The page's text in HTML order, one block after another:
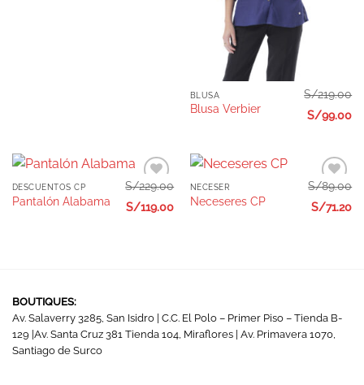
BLUSA
Blusa Verbier
S/219.00
S/99.00
Añadir
a la
lista de
DESCUENTOS CP
Pantalón Alabama
S/229.00
S/119.00
Añadir
a la
lista de
NECESER
Neceseres CP
S/89.00
S/71.20
BOUTIQUES:
Av. Salaverry 3285, San Isidro | C.C. El Polo – Primer Piso – Tienda B-
129 |Av. Santa Cruz 381 Tienda 104, Miraflores | Av. Primavera 1070,
Santiago de Surco